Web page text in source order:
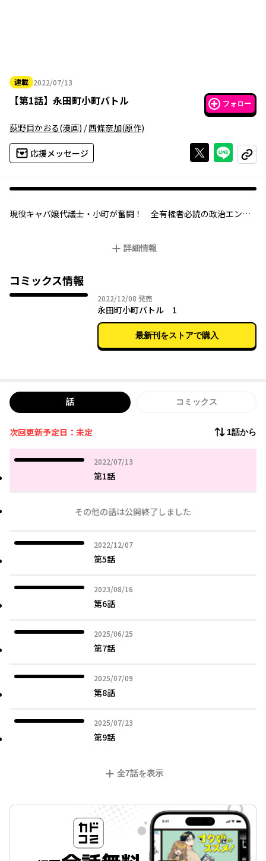
連載 2022/07/13
2022年07月13日
【第1話】 永田町小町バトル フォロー
荻野目かおる(漫画) /西條奈加(原作)
応援メッセージ Xで投稿する
ライン
コピー
現役キャバ嬢代議士・小町が奮闘！ 全有権者必読の政治エンタ
選に出馬、見事初当選を果たした芹沢小町。“現役”キャバクラ嬢
ィアで話題となり、働く母親達を中心に熱い支持を集めている。
ひとり親家庭、貧困、埋まらない男女格差。“ジェンダー不平等
国”ニッポンに、小町のパワーは風穴を開けられるのか!?
詳細情報
コミックス情報
2022/12/08 2022年12月08日
発売
永田町小町バトル 1
最新刊をストアで購入
話 コミックス
次回更新予定日：未定 1話から
2022/07/13
2022年07月13日
第1話
その他の話は公開終了しました
2022/12/07
2022年12月07日
第5話
2023/08/16
2023年08月16日
第6話
2025/06/25
2025年06月25日
第7話
2025/07/09
2025年07月09日
第8話
2025/07/23
2025年07月23日
第9話
全7話を表示